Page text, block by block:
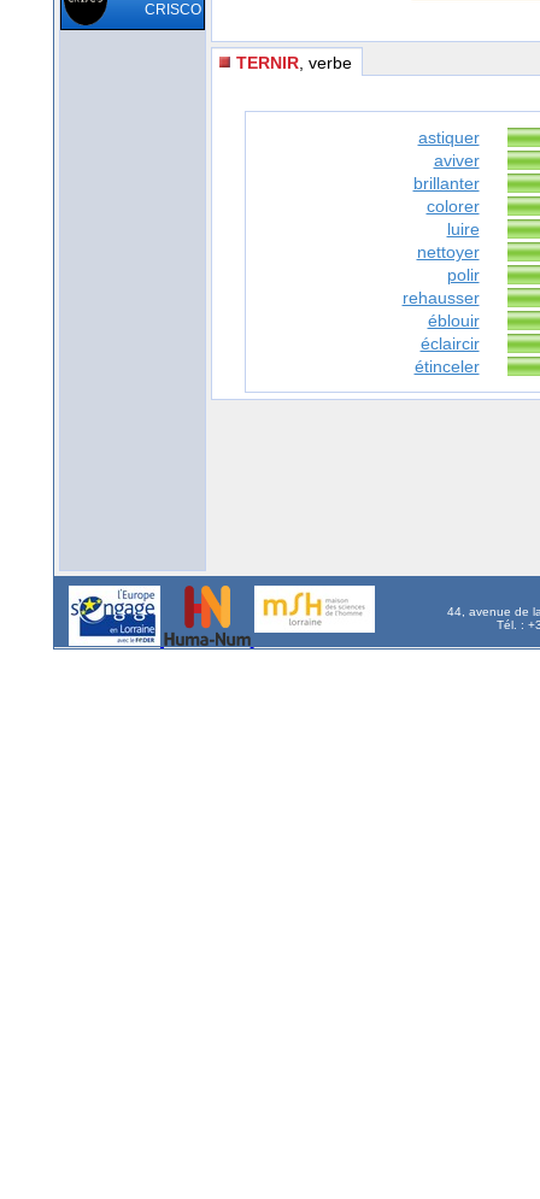
CRISCO
TERNIR , verbe
astiquer
aviver
brillanter
colorer
luire
nettoyer
polir
rehausser
éblouir
éclaircir
étinceler
44, avenue de
Tél. :